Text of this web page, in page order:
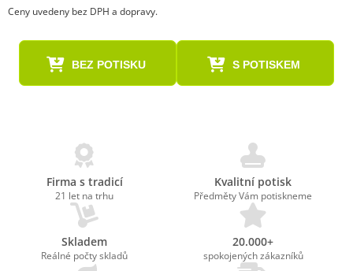
Ceny uvedeny bez DPH a dopravy.
BEZ POTISKU S POTISKEM
Firma s tradicí
21 let na trhu
Kvalitní potisk
Předměty Vám potiskneme
Skladem
Reálné počty skladů
20.000+
spokojených zákazníků